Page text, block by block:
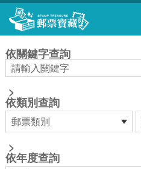
跳到主要內容區塊
依關鍵字查詢
>
依類別查詢
>
依年度查詢